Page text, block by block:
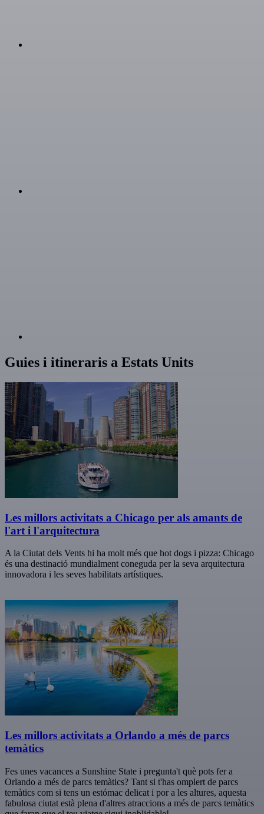
Guies i itineraris a Estats Units
Les millors activitats a Chicago per als amants de
l'art i l'arquitectura
A la Ciutat dels Vents hi ha molt més que hot dogs i pizza: Chicago
és una destinació mundialment coneguda per la seva arquitectura
innovadora i les seves habilitats artístiques.
Les millors activitats a Orlando a més de parcs
temàtics
Fes unes vacances a Sunshine State i pregunta't què pots fer a
Orlando a més de parcs temàtics? Tant si t'has omplert de parcs
temàtics com si tens un estómac delicat i por a les altures, aquesta
fabulosa ciutat està plena d'altres atraccions a més de parcs temàtics